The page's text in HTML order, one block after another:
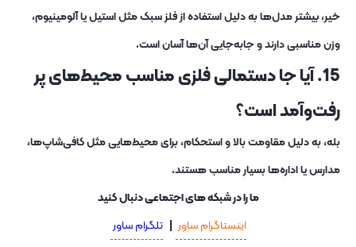
خیر، بیشتر مدل‌ها به دلیل استفاده از فلز سبک مثل استیل یا آلومینیوم،
وزن مناسبی دارند و جابه‌جایی آن‌ها آسان است.
15. آیا جا دستمالی فلزی مناسب محیط‌های پر
رفت‌وآمد است؟
بله، به دلیل مقاومت بالا و استحکام، برای محیط‌هایی مثل کافی‌شاپ‌ها،
مدارس یا اداره‌ها بسیار مناسب هستند.
ما را در شبکه های اجتماعی دنبال کنید
اینستاگرام ساور |تلگرام ساور